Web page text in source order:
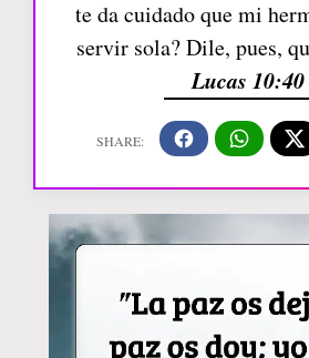
te da cuidado que mi
servir sola? Dile, pues,
Lucas 10:40